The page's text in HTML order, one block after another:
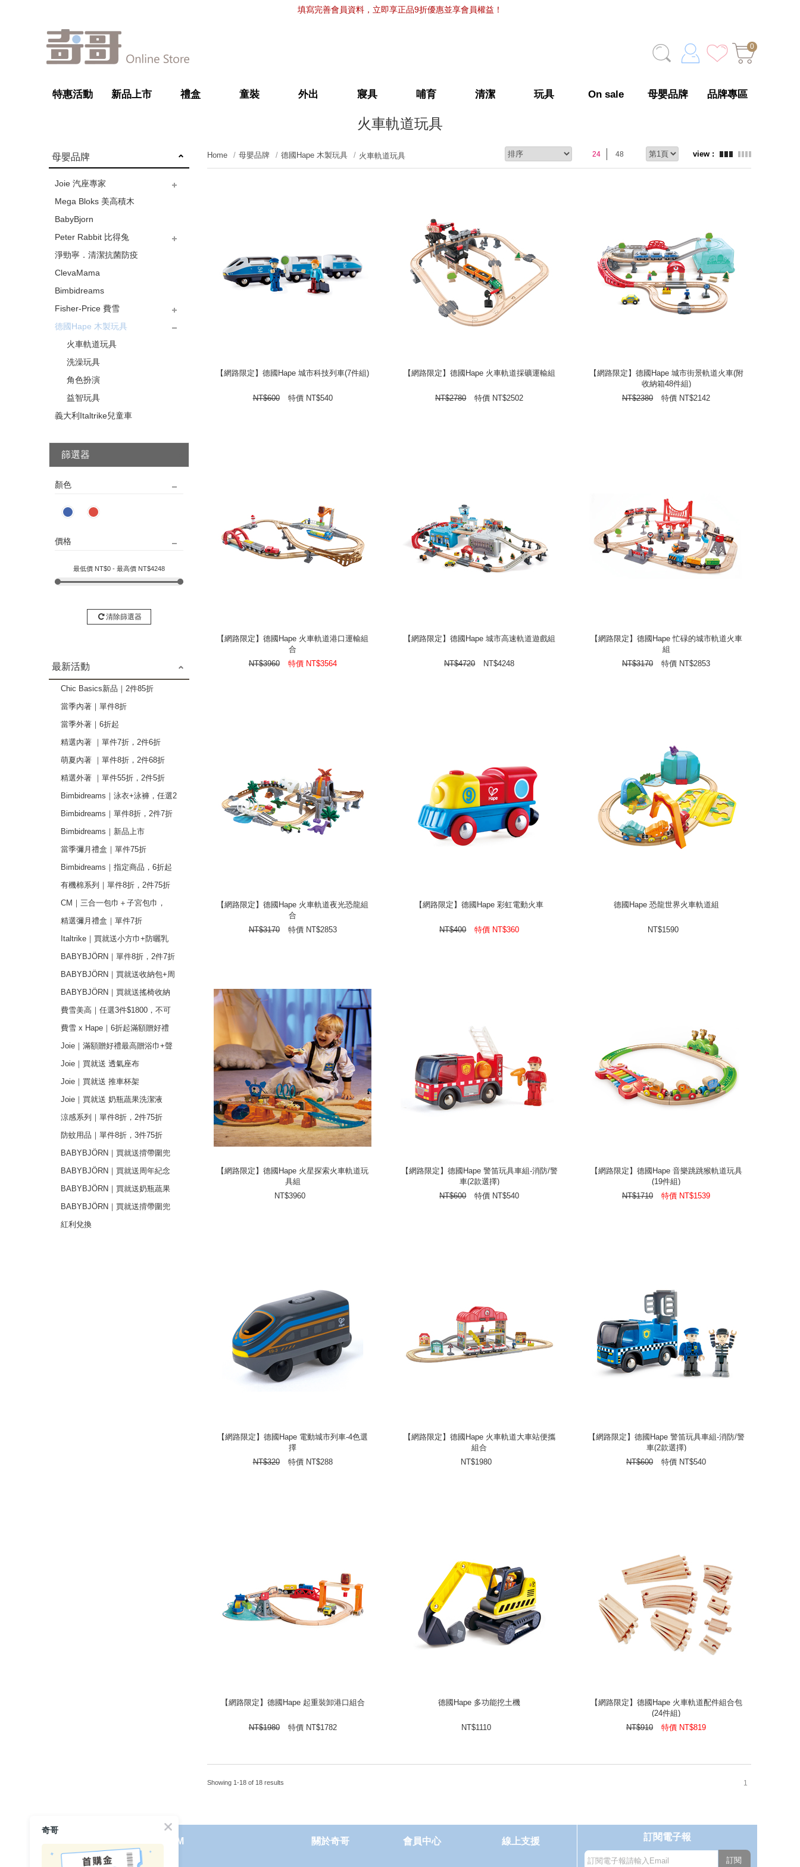
填寫完善會員資料，立即享正品9折優惠並享會員權益！
0
特惠活動 新品上市 禮盒 童裝 外出 寢具 哺育 清潔 玩具 On sale 母嬰品牌 品牌專區
火車軌道玩具
母嬰品牌
Joie 汽座專家
安全座椅
手推車
揹巾｜餐椅｜嬰兒床
Mega Bloks 美高積木
BabyBjorn
Peter Rabbit 比得兔
舒眠寢具
嬰童內著
系列童裝
彌月禮盒
哺育用品
清潔護理
淨勁寧．清潔抗菌防疫
ClevaMama
Bimbidreams
Fisher-Price 費雪
▶出清限時4折
享受美夢
探索學習
啟發天賦
美高系列
LINKIMALS系列
play-lab系列
Outlet專區
LINKIMAS缺電聯萌
德國Hape 木製玩具
火車軌道玩具
洗澡玩具
角色扮演
益智玩具
義大利Italtrike兒童車
篩選器
顏色
價格
最低價 NT$0 - 最高價 NT$4248
清除篩選器
最新活動
Chic Basics新品｜2件85折
當季內著｜單件8折
當季外著｜6折起
精選內著 ｜單件7折，2件6折
萌夏內著 ｜單件8折，2件68折
精選外著 ｜單件55折，2件5折
Bimbidreams｜泳衣+泳褲，任選2
件1499元
Bimbidreams｜單件8折，2件7折
Bimbidreams｜新品上市
當季彌月禮盒｜單件75折
Bimbidreams｜指定商品，6折起
有機棉系列｜單件8折，2件75折
CM｜三合一包巾＋子宮包巾，
1,799元
精選彌月禮盒｜單件7折
Italtrike｜買就送小方巾+防曬乳
BABYBJÖRN｜單件8折，2件7折
BABYBJÖRN｜買就送收納包+周
年紀念禮
BABYBJÖRN｜買就送搖椅收納
袋
費雪美高｜任選3件$1800，不可
重複品項
費雪 x Hape｜6折起滿額贈好禮
Joie｜滿額贈好禮最高贈浴巾+聲
光玩具
Joie｜買就送 透氣座布
Joie｜買就送 推車杯架
Joie｜買就送 奶瓶蔬果洗潔液
涼感系列｜單件8折，2件75折
防蚊用品｜單件8折，3件75折
BABYBJÖRN｜買就送揹帶圍兜
+周年紀念禮
BABYBJÖRN｜買就送周年紀念
禮
BABYBJÖRN｜買就送奶瓶蔬果
清潔
BABYBJÖRN｜買就送揹帶圍兜
紅利兌換
Home 母嬰品牌 德國Hape 木製玩具 火車軌道玩具 24 48
【網路限定】德國Hape 城市科技列車(7件組)
NT$600 特價NT$540
【網路限定】德國Hape 火車軌道採礦運輸組
NT$2780 特價 NT$2502
next
【網路限定】德國Hape 城市街景軌道火車(附
收納箱48件組)
NT$2380 特價 NT$2142
prev
收納箱48件組)
2380
特價
NT$
【網路限定】德國Hape 火車軌道港口運輸組
合
NT$3960 特價NT$3564
合
特價
【網路限定】德國Hape 城市高速軌道遊戲組
NT$4720 NT$4248
【網路限定】德國Hape 忙碌的城市軌道火車
組
NT$3170 特價 NT$2853
組
特價
【網路限定】德國Hape 火車軌道夜光恐龍組
合
NT$3170 特價NT$2853
prev
合
特價
【網路限定】德國Hape 彩虹電動火車
NT$400 特價 NT$360
德國Hape 恐龍世界火車軌道組
NT$1590
【網路限定】德國Hape 火星探索火車軌道玩
具組
NT$3960
prev
next
具組
NT$
3960
【網路限定】德國Hape 警笛玩具車組-消防/警
車(2款選擇)
NT$600 特價 NT$540
車(2款選擇)
600
特價
NT$
【網路限定】德國Hape 音樂跳跳猴軌道玩具
(19件組)
NT$1710 特價 NT$1539
(19件組)
1710
特價
NT$
【網路限定】德國Hape 電動城市列車-4色選
擇
NT$320 特價NT$288
擇
特價
【網路限定】德國Hape 火車軌道大車站便攜
組合
NT$1980
組合
NT$
1980
【網路限定】德國Hape 警笛玩具車組-消防/警
車(2款選擇)
NT$600 特價 NT$540
車(2款選擇)
600
特價
NT$
【網路限定】德國Hape 起重裝卸港口組合
NT$1980 特價NT$1782
prev
德國Hape 多功能挖土機
NT$1110
【網路限定】德國Hape 火車軌道配件組合包
(24件組)
NT$910 特價 NT$819
(24件組)
910
特價
NT$
Showing 1-18 of 18 results 1
線上DM 關於奇哥 會員中心 線上支援 訂閱電子報
訂閱
奇哥